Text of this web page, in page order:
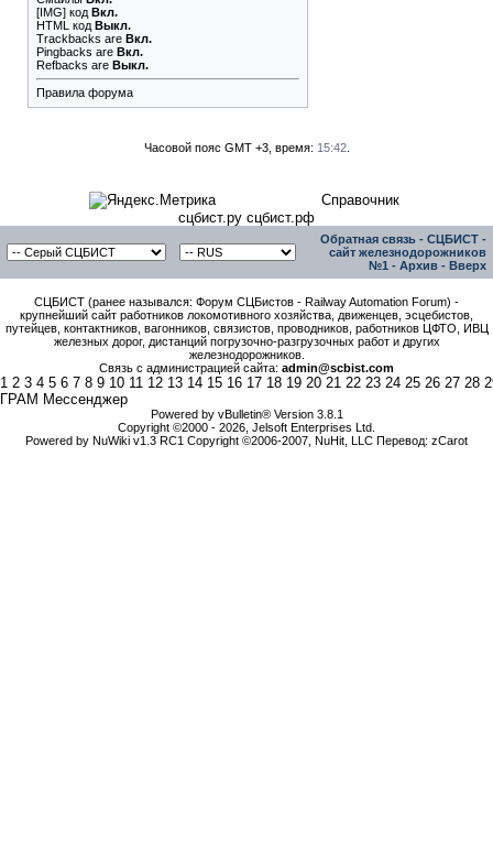
[IMG] код Вкл.
HTML код Выкл.
Trackbacks are Вкл.
Pingbacks are Вкл.
Refbacks are Выкл.
Правила форума
Часовой пояс GMT +3, время: 15:42.
Справочник
сцбист.ру сцбист.рф
Обратная связь - СЦБИСТ -
сайт железнодорожников
№1 - Архив - Вверх
СЦБИСТ (ранее назывался: Форум СЦБистов - Railway Automation Forum) -
крупнейший сайт работников локомотивного хозяйства, движенцев, эсцебистов,
путейцев, контактников, вагонников, связистов, проводников, работников ЦФТО, ИВЦ
железных дорог, дистанций погрузочно-разгрузочных работ и других
железнодорожников.
Связь с администрацией сайта: admin@scbist.com
1 2 3 4 5 6 7 8 9 10 11 12 13 14 15 16 17 18 19 20 21 22 23 24 25 26 27 28
ГРАМ Мессенджер
Powered by vBulletin® Version 3.8.1
Copyright ©2000 - 2026, Jelsoft Enterprises Ltd.
Powered by NuWiki v1.3 RC1 Copyright ©2006-2007, NuHit, LLC Перевод: zCarot